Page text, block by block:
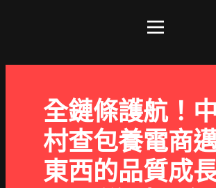
全鏈條護航！
村查包養電商
東西的品質成